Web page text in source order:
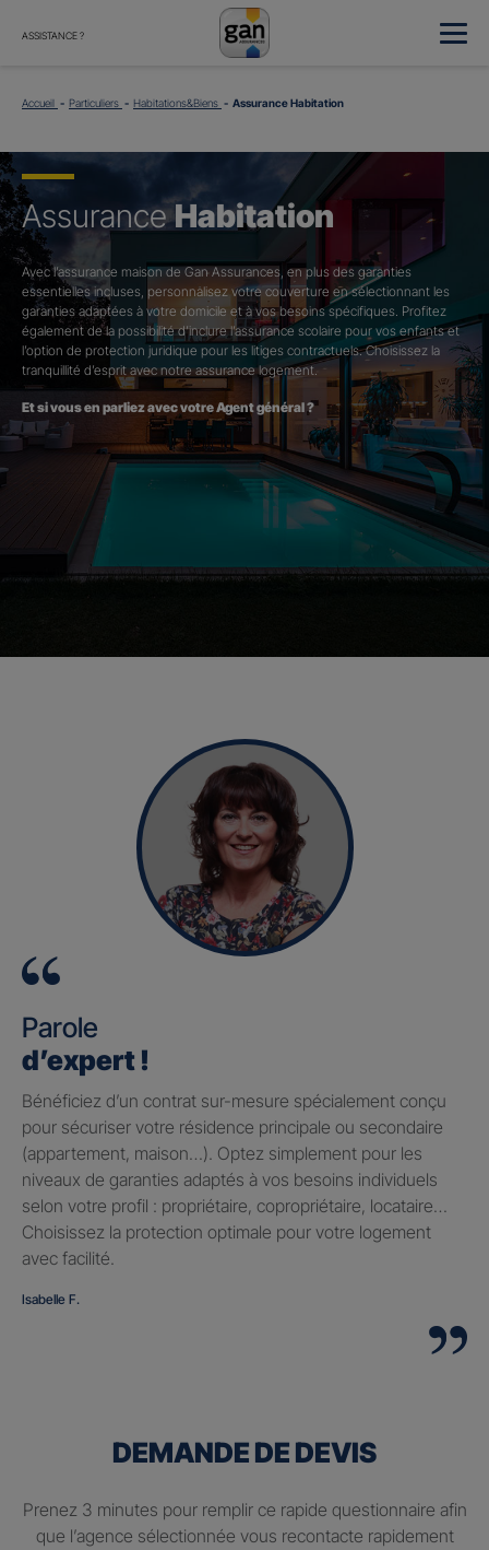
ASSISTANCE ?
Accueil Particuliers Habitations&Biens Assurance Habitation
AssuranceHabitation
Avec l’assurance maison de Gan Assurances, en plus des garanties
essentielles incluses, personnalisez votre couverture en sélectionnant les
garanties adaptées à votre domicile et à vos besoins spécifiques. Profitez
également de la possibilité d’inclure l’assurance scolaire pour vos enfants et
l’option de protection juridique pour les litiges contractuels. Choisissez la
tranquillité d’esprit avec notre assurance logement.
Et si vous en parliez avec votre Agent général ?
Parole
d’expert !
Bénéficiez d’un contrat sur-mesure spécialement conçu
pour sécuriser votre résidence principale ou secondaire
(appartement, maison…). Optez simplement pour les
niveaux de garanties adaptés à vos besoins individuels
selon votre profil : propriétaire, copropriétaire, locataire…
Choisissez la protection optimale pour votre logement
avec facilité.
Isabelle F.
DEMANDE DE DEVIS
Prenez 3 minutes pour remplir ce rapide questionnaire afin
que l’agence sélectionnée vous recontacte rapidement